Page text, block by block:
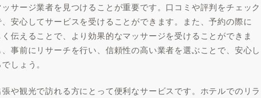
サージ業者を見つけることが重要です。口コミや評判をチェック
安心してサービスを受けることができます。また、予約の際に
伝えることで、より効果的なマッサージを受けることができま
事前にリサーチを行い、信頼性の高い業者を選ぶことで、安心し
しょう。
や観光で訪れる方にとって便利なサービスです。ホテルでのリラ